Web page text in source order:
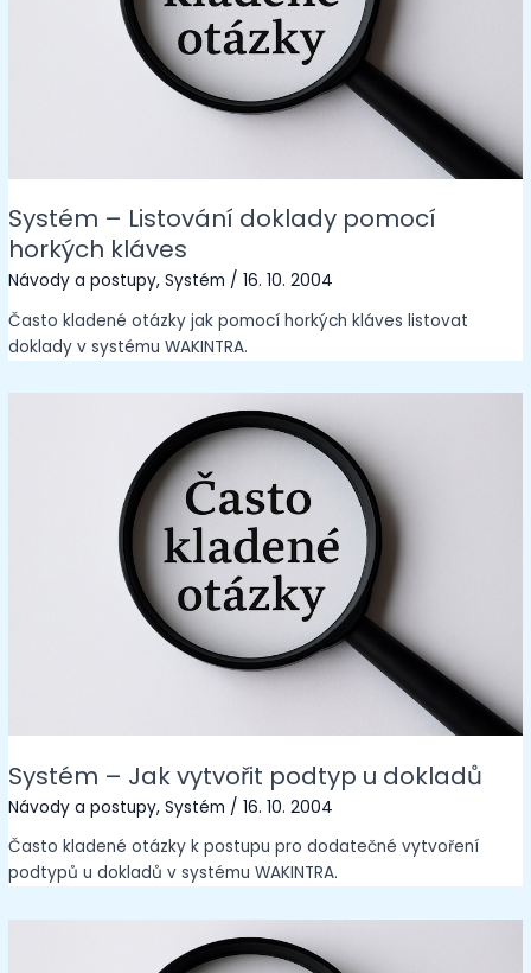
Systém – Listování doklady pomocí
horkých kláves
Návody a postupy,Systém /16. 10. 2004
Často kladené otázky jak pomocí horkých kláves listovat
doklady v systému WAKINTRA.
Systém – Jak vytvořit podtyp u dokladů
Návody a postupy,Systém /16. 10. 2004
Často kladené otázky k postupu pro dodatečné vytvoření
podtypů u dokladů v systému WAKINTRA.